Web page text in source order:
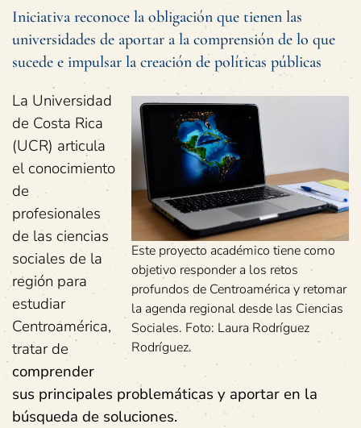
Iniciativa reconoce la obligación que tienen las
universidades de aportar a la comprensión de lo que
sucede e impulsar la creación de políticas públicas
Este proyecto académico tiene como
objetivo responder a los retos
profundos de Centroamérica y retomar
la agenda regional desde las Ciencias
Sociales. Foto: Laura Rodríguez
Rodríguez.
La Universidad
de Costa Rica
(UCR) articula
el conocimiento
de
profesionales
de las ciencias
sociales de la
región para
estudiar
Centroamérica,
tratar de
comprender
sus principales problemáticas y aportar en la
búsqueda de soluciones.